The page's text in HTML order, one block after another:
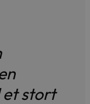
stort